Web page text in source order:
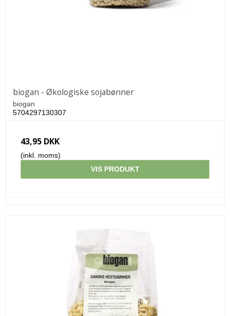
biogan - Økologiske sojabønner
biogan
5704297130307
43,95 DKK
(inkl. moms)
VIS PRODUKT